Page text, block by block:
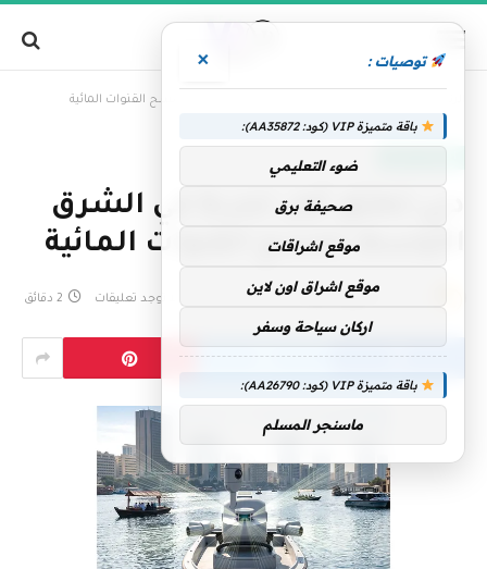
دبي تطبّق أول تجربة في الشرق الأوسط لمسح القنوات المائية
دبي تطبّق أول تجربة في الشرق
الأوسط لمسح القنوات المائية
فريق التحرير 12 مايو، 2026 لا توجد تعليقات 2 دقائق
توصيات : ×
باقة متميزة VIP (كود: AA35872):
ضوء التعليمي
صحيفة برق
موقع اشراقات
موقع اشراق اون لاين
اركان سياحة وسفر
باقة متميزة VIP (كود: AA26790):
ماسنجر المسلم